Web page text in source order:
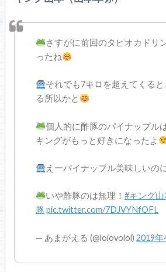
さすがに前回のタピオカドリ
ったね
それでも7キロを超えてくる
る所以かと
個人的に酢豚のパイナップル
キングがもっと好きになったよ
えーパイナップル美味しいの
いや酢豚のは無理！ #キング山
豚pic.twitter.com/7DJVYNfOFL
— あまがえる (@loiovoiol)2019年